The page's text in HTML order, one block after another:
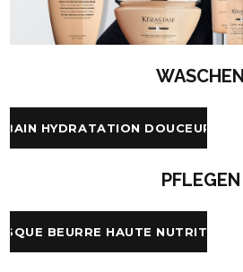
WASCHEN
BAIN HYDRATATION DOUCEUR
PFLEGEN
BEURRE HAUTE NUTRITION